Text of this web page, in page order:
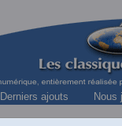
Derniers ajouts Nous